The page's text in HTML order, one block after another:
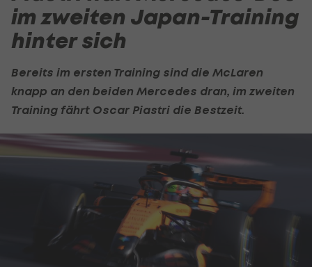
im zweiten Japan-Training
hinter sich
Bereits im ersten Training sind die McLaren
knapp an den beiden Mercedes dran, im zweiten
Training fährt Oscar Piastri die Bestzeit.